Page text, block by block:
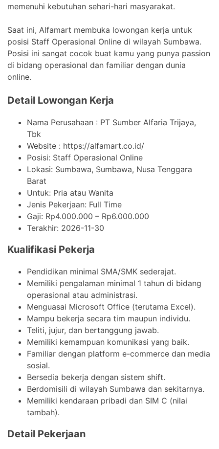
memenuhi kebutuhan sehari-hari masyarakat.
Saat ini, Alfamart membuka lowongan kerja untuk
posisi Staff Operasional Online di wilayah Sumbawa.
Posisi ini sangat cocok buat kamu yang punya passion
di bidang operasional dan familiar dengan dunia
online.
Detail Lowongan Kerja
Nama Perusahaan : PT Sumber Alfaria Trijaya,
Tbk
Website : https://alfamart.co.id/
Posisi: Staff Operasional Online
Lokasi: Sumbawa, Sumbawa, Nusa Tenggara
Barat
Untuk: Pria atau Wanita
Jenis Pekerjaan: Full Time
Gaji: Rp4.000.000 – Rp6.000.000
Terakhir: 2026-11-30
Kualifikasi Pekerja
Pendidikan minimal SMA/SMK sederajat.
Memiliki pengalaman minimal 1 tahun di bidang
operasional atau administrasi.
Menguasai Microsoft Office (terutama Excel).
Mampu bekerja secara tim maupun individu.
Teliti, jujur, dan bertanggung jawab.
Memiliki kemampuan komunikasi yang baik.
Familiar dengan platform e-commerce dan media
sosial.
Bersedia bekerja dengan sistem shift.
Berdomisili di wilayah Sumbawa dan sekitarnya.
Memiliki kendaraan pribadi dan SIM C (nilai
tambah).
Detail Pekerjaan